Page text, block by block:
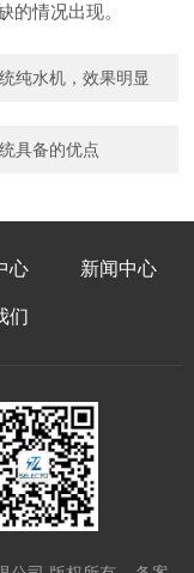
的情况出现。
纯水机，效果明显
具备的优点
心 新闻中心
们